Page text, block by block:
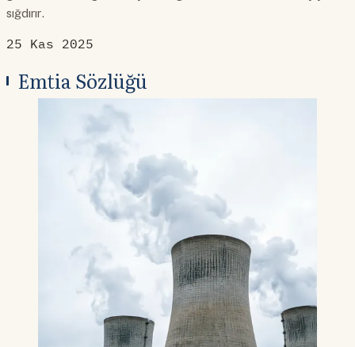
sığdırır.
25 Kas 2025
Emtia Sözlüğü